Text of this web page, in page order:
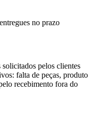
no prazo
pelos clientes
falta de peças, produto
recebimento fora do